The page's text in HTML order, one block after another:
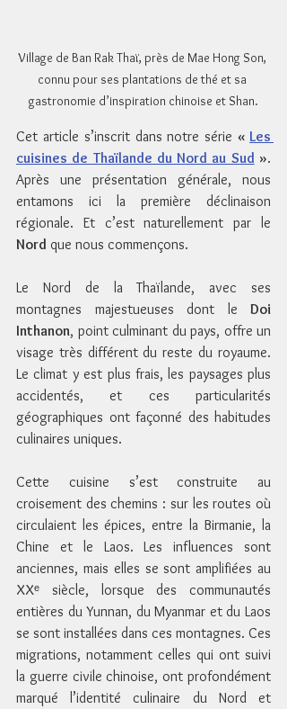
Village de Ban Rak Thaï, près de Mae Hong Son,
connu pour ses plantations de thé et sa
gastronomie d’inspiration chinoise et Shan.
Cet article s’inscrit dans notre série « Les
cuisines de Thaïlande du Nord au Sud ».
Après une présentation générale, nous
entamons ici la première déclinaison
Nord que nous commençons.
Le Nord de la Thaïlande, avec ses
montagnes majestueuses dont le Doi
Inthanon, point culminant du pays, offre un
visage très différent du reste du royaume.
Le climat y est plus frais, les paysages plus
accidentés, et ces particularités
géographiques ont façonné des habitudes
culinaires uniques.
Cette cuisine s’est construite au
croisement des chemins : sur les routes où
circulaient les épices, entre la Birmanie, la
Chine et le Laos. Les influences sont
anciennes, mais elles se sont amplifiées au
XXᵉ siècle, lorsque des communautés
entières du Yunnan, du Myanmar et du Laos
se sont installées dans ces montagnes. Ces
migrations, notamment celles qui ont suivi
la guerre civile chinoise, ont profondément
marqué l’identité culinaire du Nord et